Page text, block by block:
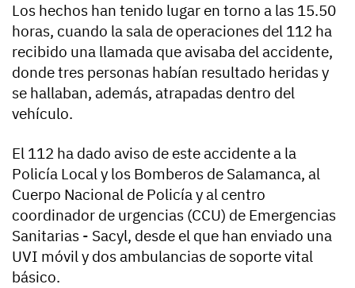
Los hechos han tenido lugar en torno a las 15.50
horas, cuando la sala de operaciones del 112 ha
recibido una llamada que avisaba del accidente,
donde tres personas habían resultado heridas y
se hallaban, además, atrapadas dentro del
vehículo.
El 112 ha dado aviso de este accidente a la
Policía Local y los Bomberos de Salamanca, al
Cuerpo Nacional de Policía y al centro
coordinador de urgencias (CCU) de Emergencias
Sanitarias - Sacyl, desde el que han enviado una
UVI móvil y dos ambulancias de soporte vital
básico.